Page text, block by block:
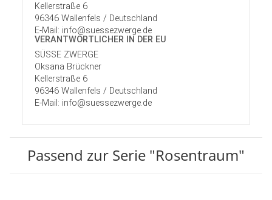
Kellerstraße 6
96346 Wallenfels / Deutschland
E-Mail: info@suessezwerge.de
VERANTWORT­LICHER IN DER EU
SÜSSE ZWERGE
Oksana Brückner
Kellerstraße 6
96346 Wallenfels / Deutschland
E-Mail: info@suessezwerge.de
Passend zur Serie "Rosentraum"